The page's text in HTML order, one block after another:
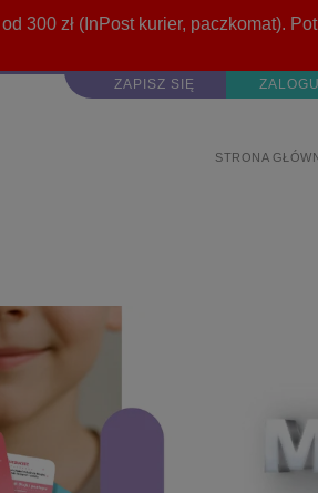
300 zł (InPost kurier, paczkomat).
ZAPISZ SIĘ
STRONA